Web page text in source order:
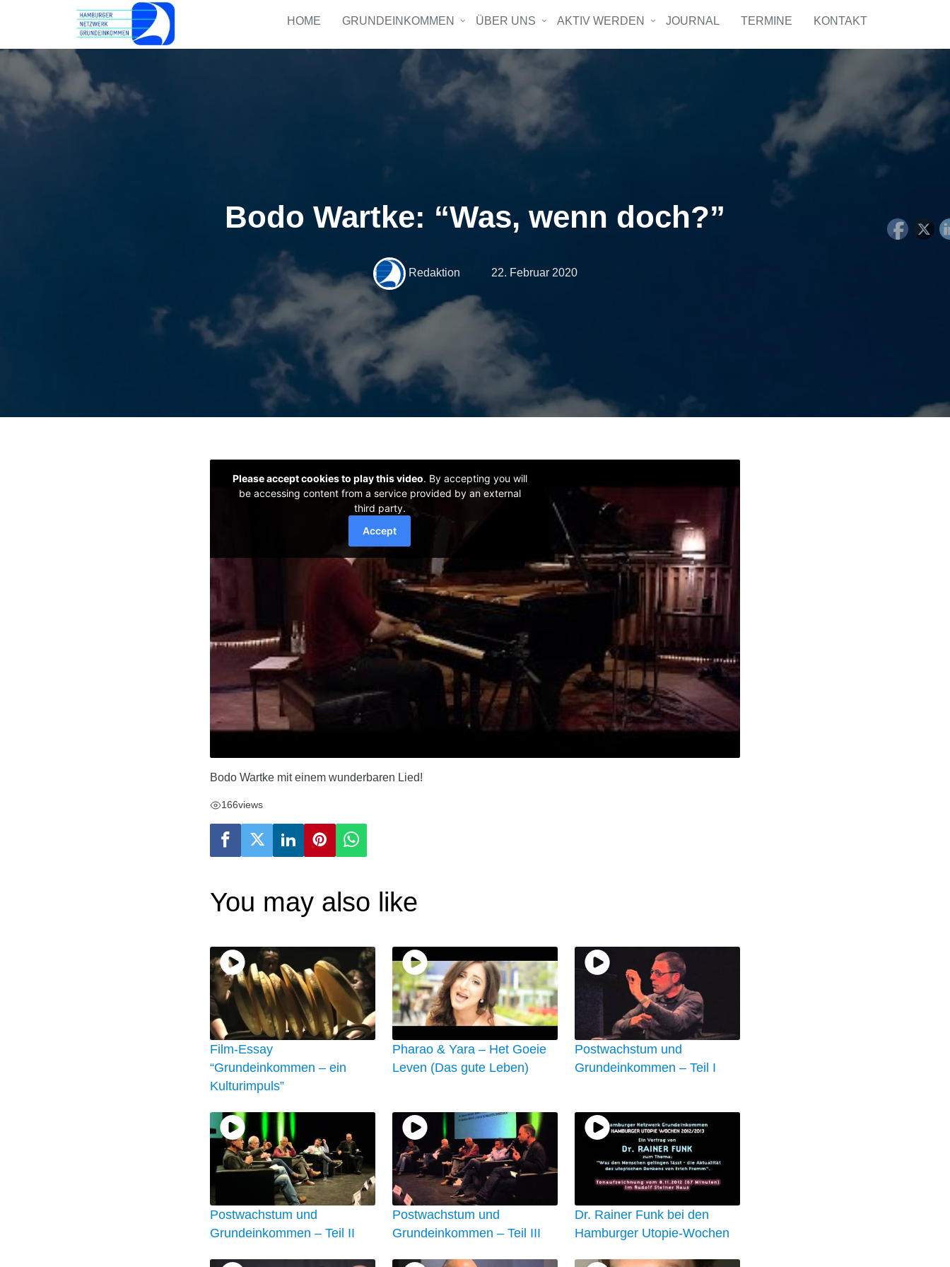
HOME GRUNDEINKOMMEN ÜBER UNS AKTIV WERDEN JOURNAL TERMINE KONTAKT
Bodo Wartke: “Was, wenn doch?”
Redaktion 22. Februar 2020
Bodo Wartke mit einem wunderbaren Lied!
166views
You may also like
Film-Essay
“Grundeinkommen – ein
Kulturimpuls”
Pharao & Yara – Het Goeie
Leven (Das gute Leben)
Postwachstum und
Grundeinkommen – Teil I
Postwachstum und
Grundeinkommen – Teil II
Postwachstum und
Grundeinkommen – Teil III
Dr. Rainer Funk bei den
Hamburger Utopie-Wochen